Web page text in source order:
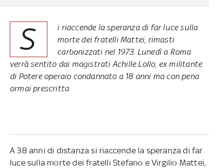
S
i riaccende la speranza di far luce sulla
morte dei fratelli Mattei, rimasti
carbonizzati nel 1973. Lunedì a Roma
verrà sentito dai magistrati Achille Lollo, ex militante
di Potere operaio condannato a 18 anni ma con pena
ormai prescritta
A 38 anni di distanza si riaccende la speranza di far
luce sulla morte dei fratelli Stefano e Virgilio Mattei,